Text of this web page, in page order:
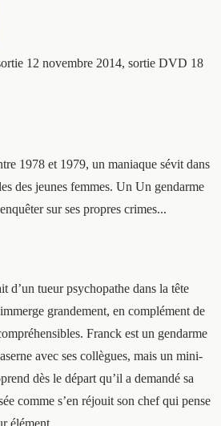
12 novembre 2014, sortie DVD 18
1978 et 1979, un maniaque sévit dans
des jeunes femmes. Un Un gendarme
sur ses propres crimes...
d’un tueur psychopathe dans la tête
grandement, en complément de
Franck est un gendarme
avec ses collègues, mais un mini-
dès le départ qu’il a demandé sa
comme s’en réjouit son chef qui pense
élément.